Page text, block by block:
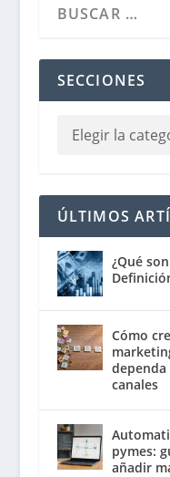
SECCIONES
ÚLTIMOS
¿Qué
Cómo
canales
pymes:
añadir